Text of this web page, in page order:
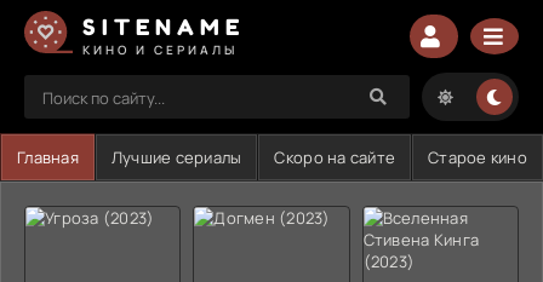
SITENAME
КИНО И СЕРИАЛЫ
Главная Лучшие сериалы Скоро на сайте Старое кино